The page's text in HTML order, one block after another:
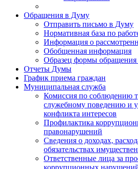
Обращения в Думу
Отправить письмо в Думу
Нормативная база по
Информация о
Обобщенная информация
Образец формы обращения
Отчеты Думы
График приема граждан
Муниципальная служба
Комиссия по соблюдению
служебному поведению и
конфликта интересов
Профилактика
правонарушений
Сведения о доходах,
обязательствах
Ответственные лица за